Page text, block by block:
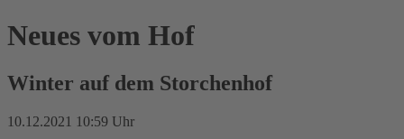
Neues vom Hof
Winter auf dem Storchenhof
10.12.2021 10:59 Uhr